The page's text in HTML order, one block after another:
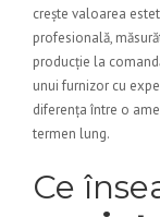
crește valoarea
profesională,
producție la
unui furnizor cu
diferența între o
termen lung.
Ce